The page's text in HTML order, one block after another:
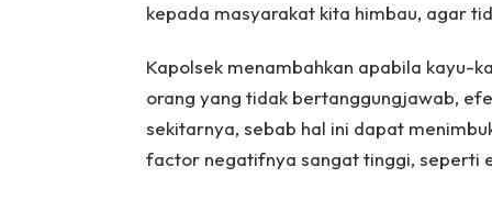
kepada masyarakat kita himbau, agar
Kapolsek menambahkan apabila kayu-
orang yang tidak bertanggungjawab,
sekitarnya, sebab hal ini dapat
factor negatifnya sangat tinggi, seperti